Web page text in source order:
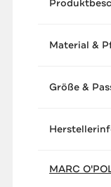
Material &
Größe &
MARC